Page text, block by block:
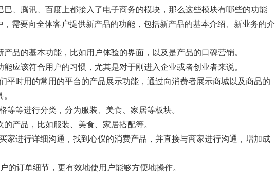
、腾讯、百度上都接入了电子商务的模块，那么这些模块有哪些的功能
需要向全体客户提供新产品的功能，包括新产品的基本介绍、新业务的介
品的基本功能，比如用户体验的界面，以及是产品的口碑营销。
应该符合用户的习惯，尤其是对于刚进入企业或者创业者来说。
平时用的常用的平台的产品展示功能，通过向消费者展示商城以及商品的
等等进行分类，分为服装、美食、家居等板块。
产品，比如服装、美食、家居搭配等。
家进行详细沟通，找到心仪的消费产品，并直接与商家进行沟通，增加成
的订单细节，更有效地使用户能够方便地操作。